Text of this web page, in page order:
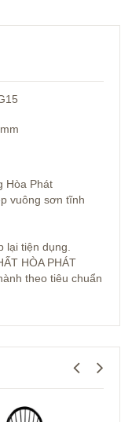
Phát
sơn tĩnh
dụng.
HÒA PHÁT
theo tiêu chuẩn